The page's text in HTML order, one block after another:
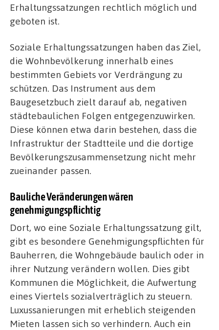
Erhaltungssatzungen rechtlich möglich und
geboten ist.
Soziale Erhaltungssatzungen haben das Ziel,
die Wohnbevölkerung innerhalb eines
bestimmten Gebiets vor Verdrängung zu
schützen. Das Instrument aus dem
Baugesetzbuch zielt darauf ab, negativen
städtebaulichen Folgen entgegenzuwirken.
Diese können etwa darin bestehen, dass die
Infrastruktur der Stadtteile und die dortige
Bevölkerungszusammensetzung nicht mehr
zueinander passen.
Bauliche Veränderungen wären
genehmigungspflichtig
Dort, wo eine Soziale Erhaltungssatzung gilt,
gibt es besondere Genehmigungspflichten für
Bauherren, die Wohngebäude baulich oder in
ihrer Nutzung verändern wollen. Dies gibt
Kommunen die Möglichkeit, die Aufwertung
eines Viertels sozialverträglich zu steuern.
Luxussanierungen mit erheblich steigenden
Mieten lassen sich so verhindern. Auch ein